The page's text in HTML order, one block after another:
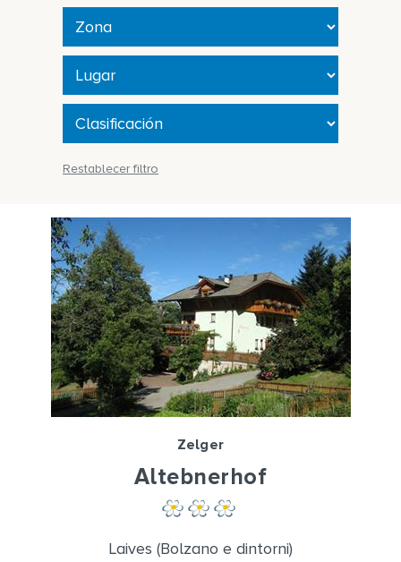
Restablecer filtro
Zelger
Altebnerhof
Laives (Bolzano e dintorni)